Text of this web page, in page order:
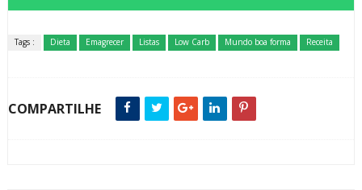
Tags : Dieta Emagrecer Listas Low Carb Mundo boa forma Receita
COMPARTILHE